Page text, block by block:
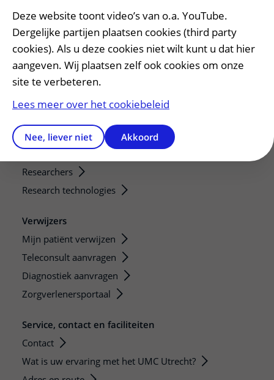
Bezoektijden
Onderwijs en onderzoek
Onze opleidingen
De Nieuwe Utrechtse School
Stage en opleidingsplaatsen
Strategic programs
Researchers
Research technologies
Verwijzers
Mijn patiënt verwijzen
Teleconsult aanvragen
Diagnostiek aanvragen
Zorgverlenersportaal
Service, contact en faciliteiten
Contact
Wat is uw ervaring met het UMC Utrecht?
Deze website toont video’s van o.a. YouTube.
Dergelijke partijen plaatsen cookies (third party
cookies). Als u deze cookies niet wilt kunt u dat hier
aangeven. Wij plaatsen zelf ook cookies om onze
site te verbeteren.
Lees meer over het cookiebeleid
Nee, liever niet Akkoord